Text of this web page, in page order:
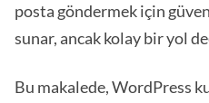
posta göndermek için
sunar, ancak kolay bir yol
Bu makalede, WordPress